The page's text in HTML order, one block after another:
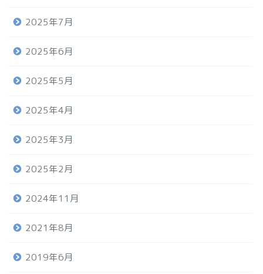
2025年7月
2025年6月
2025年5月
2025年4月
2025年3月
2025年2月
2024年11月
2021年8月
2019年6月